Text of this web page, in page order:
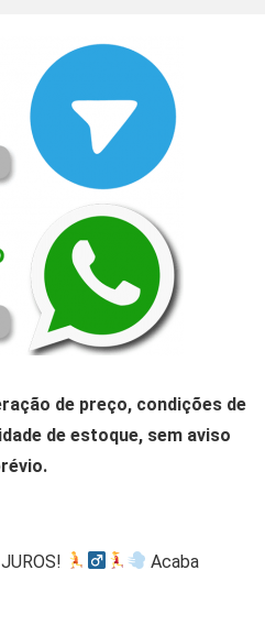
de preço, condições de
de estoque, sem aviso
Acaba